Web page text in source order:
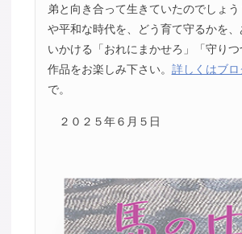
弟と向き合って生きていたのでしょ
や平和な時代を、どう育て守るかを、
いかける「おれにまかせろ」「守り
作品をお楽しみ下さい。 詳しくはブ
で。
２０２５年６月５日